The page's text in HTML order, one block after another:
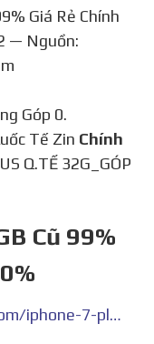
Giá Rẻ Chính
— Nguồn:
Tế Zin Chính
Q.TẾ 32G_GÓP
Cũ 99%
https://www.duchuymobile.com/iphone-7-plus-128gb-cu